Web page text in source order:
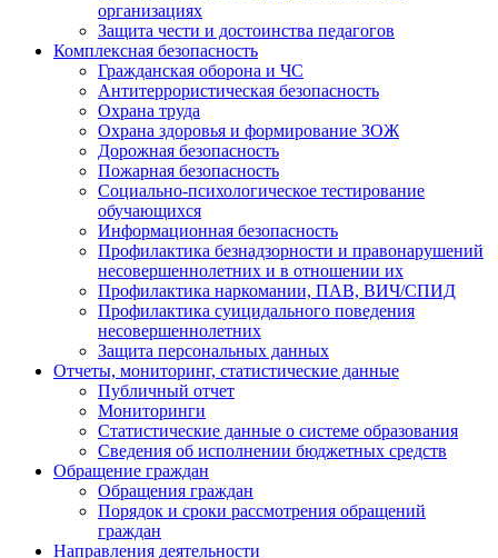
организациях
Защита чести и достоинства педагогов
Комплексная безопасность
Гражданская оборона и ЧС
Антитеррористическая безопасность
Охрана труда
Охрана здоровья и формирование ЗОЖ
Дорожная безопасность
Пожарная безопасность
Социально-психологическое тестирование
обучающихся
Информационная безопасность
Профилактика безнадзорности и правонарушений
несовершеннолетних и в отношении их
Профилактика наркомании, ПАВ, ВИЧ/СПИД
Профилактика суицидального поведения
несовершеннолетних
Защита персональных данных
Отчеты, мониторинг, статистические данные
Публичный отчет
Мониторинги
Статистические данные о системе образования
Сведения об исполнении бюджетных средств
Обращение граждан
Обращения граждан
Порядок и сроки рассмотрения обращений
граждан
Направления деятельности